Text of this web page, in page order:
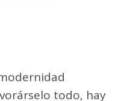
todo, hay